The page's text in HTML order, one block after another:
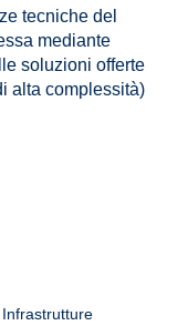
tecniche del
mediante
soluzioni offerte
alta complessità)